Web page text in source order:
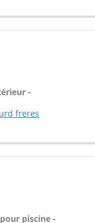
-
freres
piscine -